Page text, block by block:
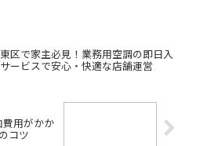
区で家主必見！業務用空調の即日入
ービスで安心・快適な店舗運営
費用がかか
コツ